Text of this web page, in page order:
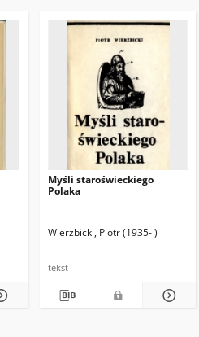
Myśli staroświeckiego
Polaka
Wierzbicki, Piotr (1935- )
tekst